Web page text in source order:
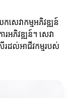
សេវាកម្មអភិវឌ្ឍន៍
អភិវឌ្ឍន៍។ សេវា
រដល់អាជីវកម្មរបស់